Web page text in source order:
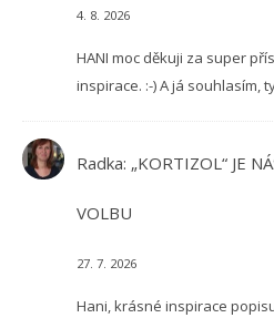
4. 8. 2026
HANI moc děkuji za super
inspirace. :-) A já souhlasím,
Radka: „KORTIZOL“ JE
VOLBU
27. 7. 2026
Hani, krásné inspirace